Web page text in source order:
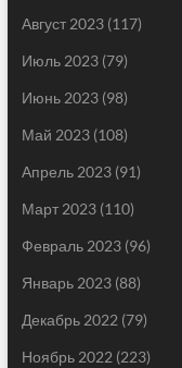
Август 2023(117)
Июль 2023(79)
Июнь 2023(98)
Май 2023(108)
Апрель 2023(91)
Март 2023(110)
Февраль 2023(96)
Январь 2023(88)
Декабрь 2022 (79)
Ноябрь 2022 (223)